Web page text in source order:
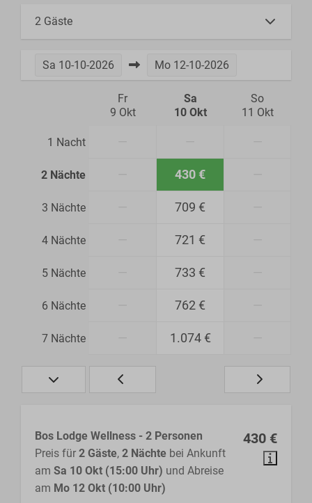
2 Gäste
Sa 10-10-2026 Mo 12-10-2026
Fr
9 Okt
Sa
10 Okt
So
11 Okt
1 Nacht
2 Nächte 430 €
3 Nächte 709 €
4 Nächte 721 €
5 Nächte 733 €
6 Nächte 762 €
7 Nächte 1.074 €
430 €
Bos Lodge Wellness - 2 Personen
Preis für 2 Gäste, 2 Nächte bei Ankunft
am Sa 10 Okt (15:00 Uhr) und Abreise
am Mo 12 Okt (10:00 Uhr)